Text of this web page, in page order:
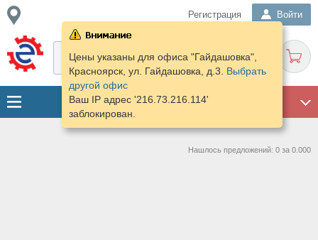
Регистрация Войти
Цены указаны для офиса "Гайдашовка",
Красноярск, ул. Гайдашовка, д.3. Выбрать
другой офис
Ваш IP адрес '216.73.216.114'
заблокирован.
Нашлось предложений: 0 за 0.000